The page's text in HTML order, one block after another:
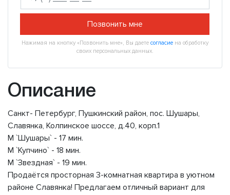
Позвонить мне
Нажимая на кнопку «Позвонить мне», Вы даете согласие на обработку
своих персональных данных.
Описание
Санкт- Петербург, Пушкинский район, пос. Шушары,
Славянка, Колпинское шоссе, д.40, корп.1
М `Шушары` - 17 мин.
М `Купчино` - 18 мин.
М `Звездная` - 19 мин.
Продаётся просторная 3-комнатная квартира в уютном
районе Славянка! Предлагаем отличный вариант для